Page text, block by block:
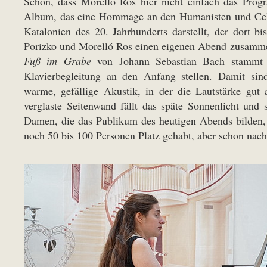
Album, das eine Hommage an den Humanisten und
Katalonien des 20. Jahrhunderts darstellt, der dort
Porizko und Morelló Ros einen eigenen Abend
Fuß im Grabevon Johann Sebastian Bach
Klavierbegleitung an den Anfang stellen. Damit
warme, gefällige Akustik, in der die Lautstärke gut
verglaste Seitenwand fällt das späte Sonnenlicht
Damen, die das Publikum des heutigen Abends
noch 50 bis 100 Personen Platz gehabt, aber schon